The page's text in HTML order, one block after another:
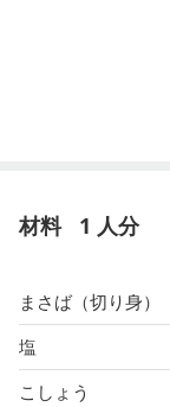
材料 1 人分
まさば（切り身）
塩
こしょう